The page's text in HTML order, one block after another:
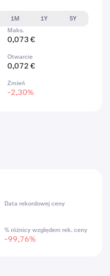
1M 1Y
5Y
Maks.
0,073 €
Otwarcie
0,072 €
Zmień
-2,30%
Data rekordowej ceny
% różnicy względem rek. ceny
-99,76%